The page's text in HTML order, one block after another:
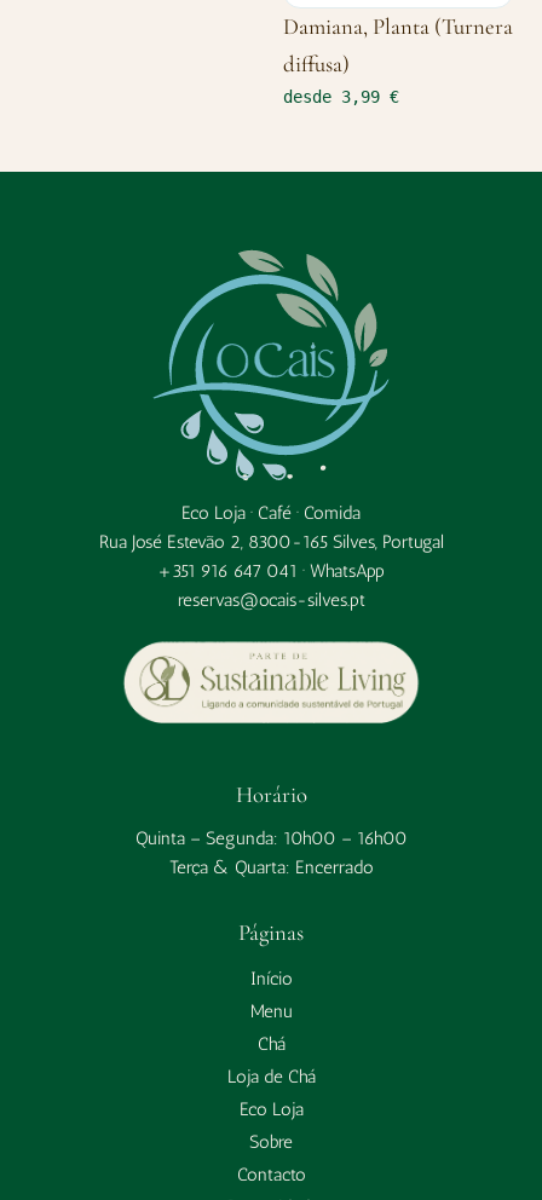
Damiana, Planta (Turnera
diffusa)
desde 3,99 €
Eco Loja · Café · Comida
Rua José Estevão 2, 8300-165 Silves, Portugal
+351 916 647 041 · WhatsApp
reservas@ocais-silves.pt
Horário
Quinta – Segunda: 10h00 – 16h00
Terça & Quarta: Encerrado
Páginas
Início
Menu
Chá
Loja de Chá
Eco Loja
Sobre
Contacto